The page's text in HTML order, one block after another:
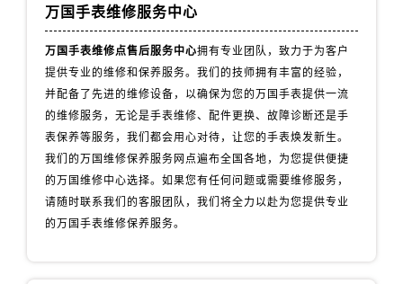
万国手表维修服务中心
万国手表维修点售后服务中心拥有专业团队，致力于为客户
提供专业的维修和保养服务。我们的技师拥有丰富的经验，
并配备了先进的维修设备，以确保为您的万国手表提供一流
的维修服务，无论是手表维修、配件更换、故障诊断还是手
表保养等服务，我们都会用心对待，让您的手表焕发新生。
我们的万国维修保养服务网点遍布全国各地，为您提供便捷
的万国维修中心选择。如果您有任何问题或需要维修服务，
请随时联系我们的客服团队，我们将全力以赴为您提供专业
的万国手表维修保养服务。